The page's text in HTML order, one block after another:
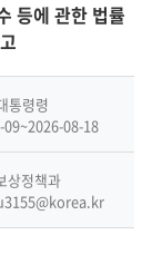
기
등에 관한 법률
통령령
09~2026-08-18
상정책과